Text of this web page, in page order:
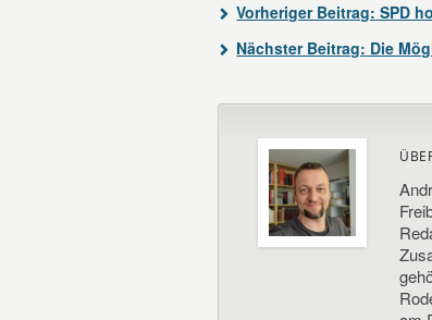
Vorheriger Beitrag: SPD
Nächster Beitrag: Die